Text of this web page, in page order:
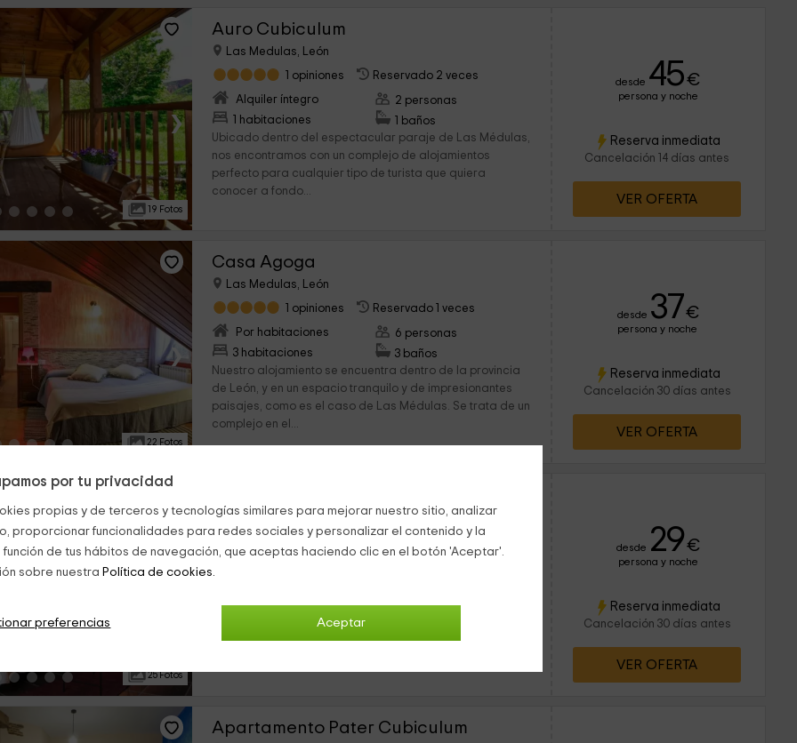
por tu privacidad
propias y de terceros y tecnologías similares para mejorar nuestro sitio, analizar
proporcionar funcionalidades para redes sociales y personalizar el contenido y la
de tus hábitos de navegación, que aceptas haciendo clic en el botón 'Aceptar'.
sobre nuestra Política de cookies.
Aceptar
preferencias
›
19 Fotos
Auro Cubiculum
Las Medulas, León
1 opiniones
Reservado 2 veces
Alquiler íntegro
1 habitaciones
2 personas
1 baños
Ubicado dentro del espectacular paraje de Las Médulas,
nos encontramos con un complejo de alojamientos
perfecto para cualquier tipo de turista que quiera
conocer a fondo...
desde 45€
persona y noche
Reserva inmediata
Cancelación 14 días antes
VER OFERTA
›
22 Fotos
Casa Agoga
Las Medulas, León
1 opiniones
Reservado 1 veces
Por habitaciones
3 habitaciones
6 personas
3 baños
Nuestro alojamiento se encuentra dentro de la provincia
de León, y en un espacio tranquilo y de impresionantes
paisajes, como es el caso de Las Médulas. Se trata de un
complejo en el...
desde 37€
persona y noche
Reserva inmediata
Cancelación 30 días antes
VER OFERTA
›
25 Fotos
Las Medulas, León
0 opiniones
Nuestro alojamiento se encuentra en uno de los parajes
más concurridos de la provincia de León, además de
curioso. Hablamos de la zona de Las Médulas. En este
desde 29€
persona y noche
Reserva inmediata
Cancelación 30 días antes
VER OFERTA
Apartamento Pater Cubiculum